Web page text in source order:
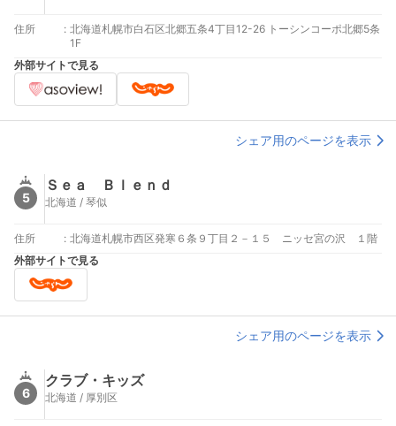
住所 : 北海道札幌市白石区北郷五条4丁目12-26 トーシンコーポ北郷5条
1F
外部サイトで見る
シェア用のページを表示
5
Ｓｅａ Ｂｌｅｎｄ
北海道 / 琴似
住所 : 北海道札幌市西区発寒６条９丁目２－１５ ニッセ宮の沢 １階
外部サイトで見る
シェア用のページを表示
6
クラブ・キッズ
北海道 / 厚別区